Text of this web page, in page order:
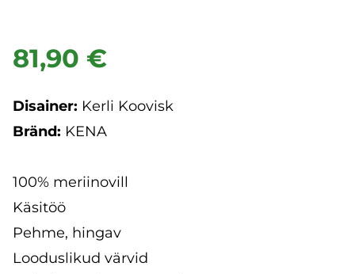
81,90 €
Disainer: Kerli Koovisk
Bränd: KENA
100% meriinovill
Käsitöö
Pehme, hingav
Looduslikud värvid